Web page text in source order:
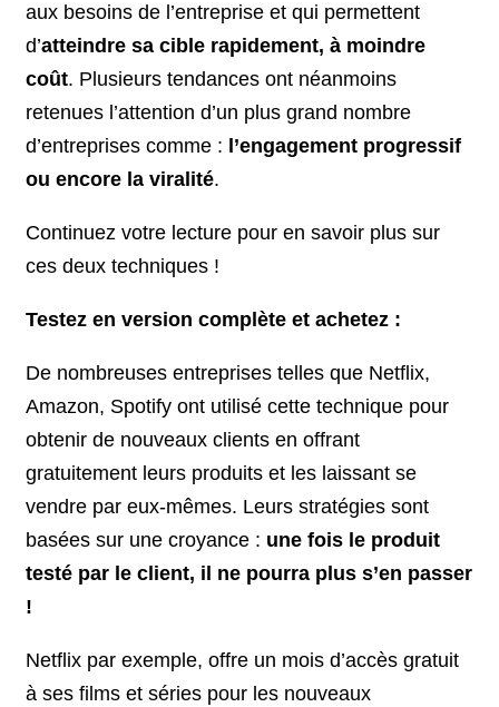
aux besoins de l’entreprise et qui permettent
d’atteindre sa cible rapidement, à moindre
coût. Plusieurs tendances ont néanmoins
retenues l’attention d’un plus grand nombre
d’entreprises comme : l’engagement progressif
ou encore la viralité.
Continuez votre lecture pour en savoir plus sur
ces deux techniques !
Testez en version complète et achetez :
De nombreuses entreprises telles que Netflix,
Amazon, Spotify ont utilisé cette technique pour
obtenir de nouveaux clients en offrant
gratuitement leurs produits et les laissant se
vendre par eux-mêmes. Leurs stratégies sont
basées sur une croyance : une fois le produit
testé par le client, il ne pourra plus s’en passer
!
Netflix par exemple, offre un mois d’accès gratuit
à ses films et séries pour les nouveaux